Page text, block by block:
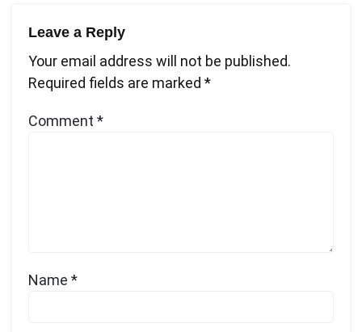
Leave a Reply
Your email address will not be published.
Required fields are marked *
Comment *
Name *